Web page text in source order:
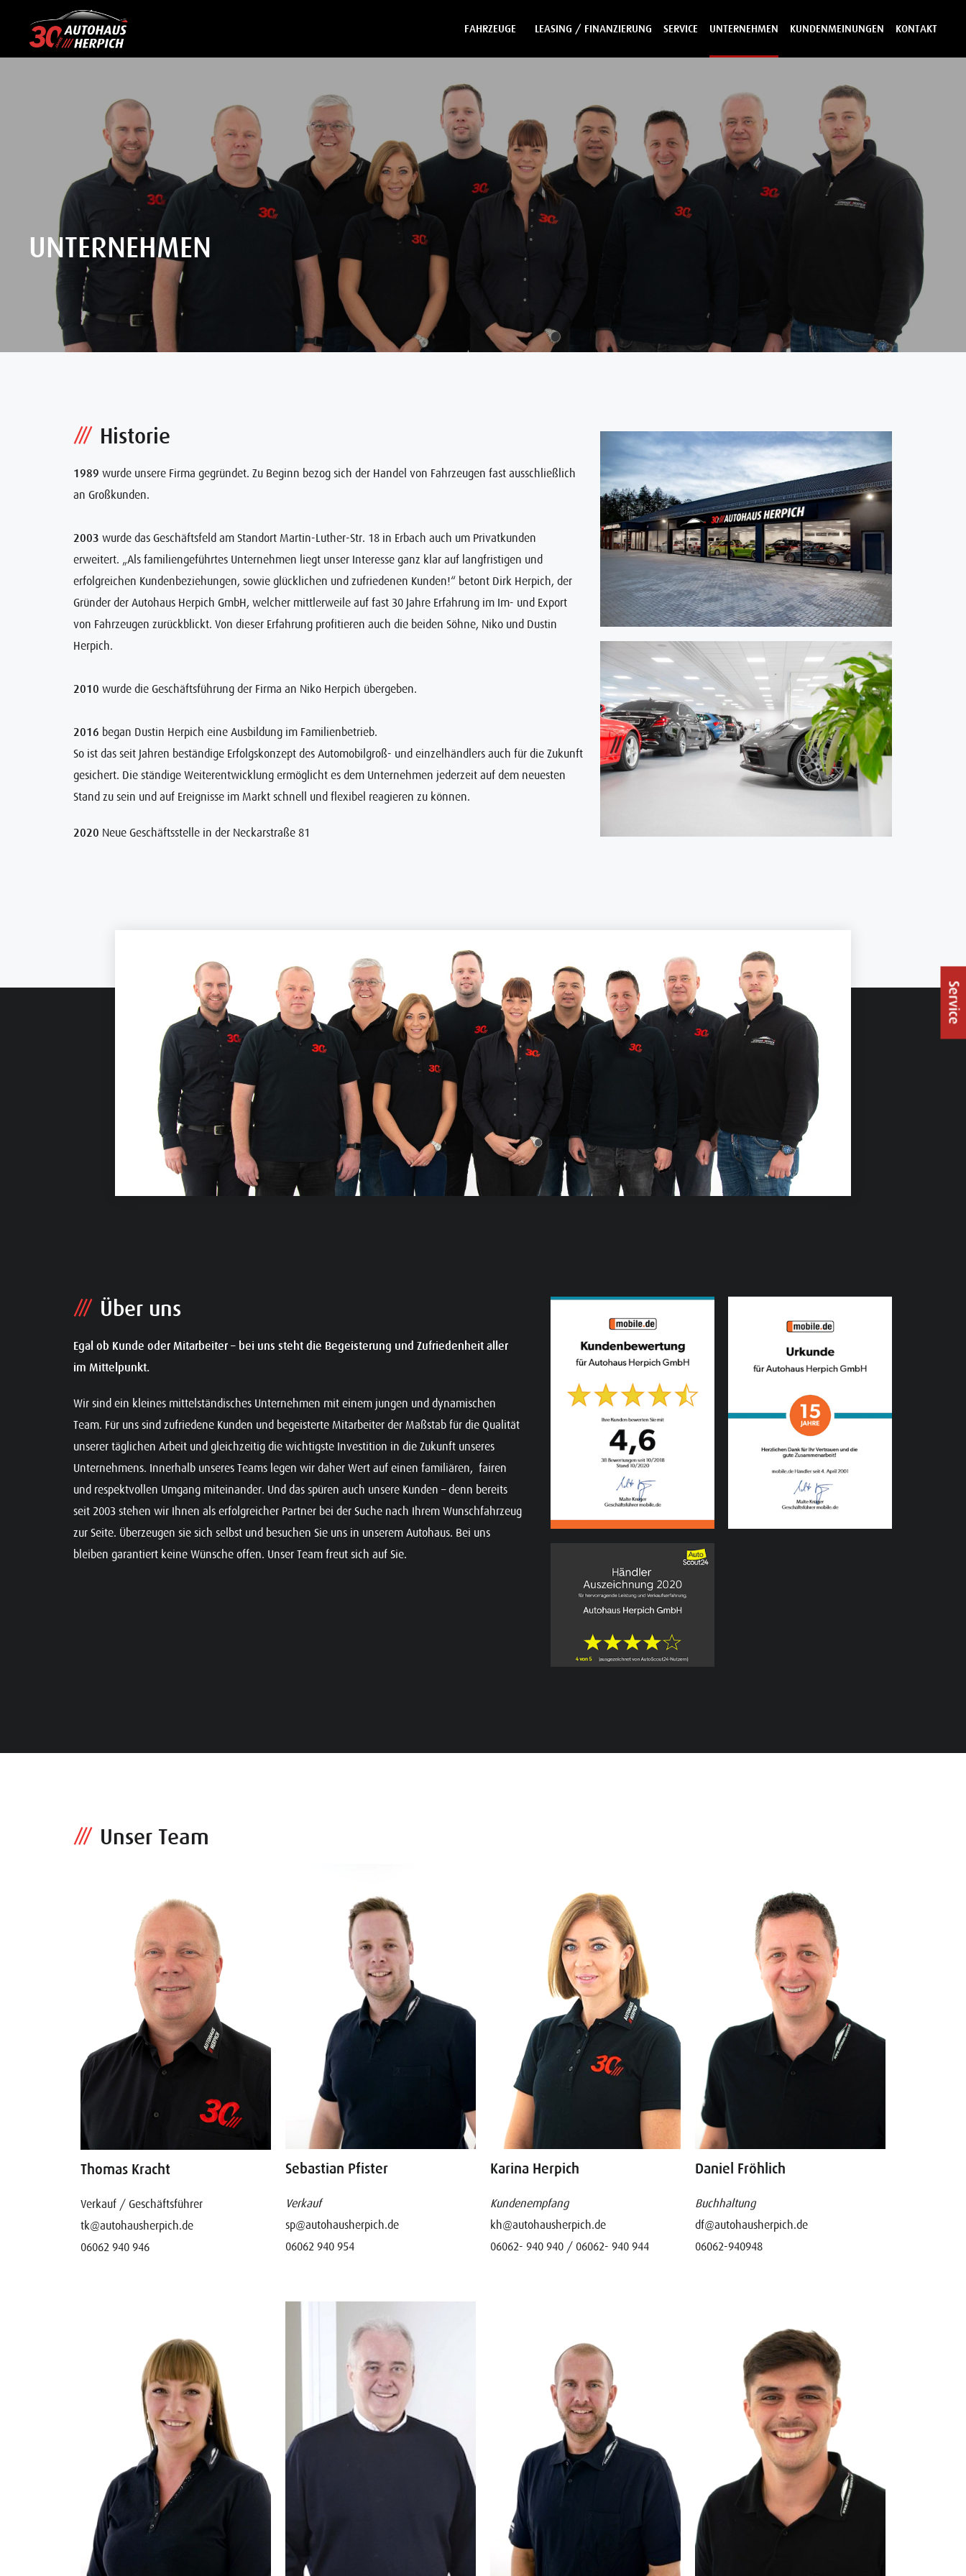
FAHRZEUGE LEASING / FINANZIERUNG SERVICE UNTERNEHMEN KUNDENMEINUNGEN KONTAKT
Service
UNTERNEHMEN
Historie
1989 wurde unsere Firma gegründet. Zu Beginn bezog sich der Handel von Fahrzeugen fast ausschließlich
an Großkunden.
2003 wurde das Geschäftsfeld am Standort Martin-Luther-Str. 18 in Erbach auch um Privatkunden
erweitert. „Als familiengeführtes Unternehmen liegt unser Interesse ganz klar auf langfristigen und
erfolgreichen Kundenbeziehungen, sowie glücklichen und zufriedenen Kunden!“ betont Dirk Herpich, der
Gründer der Autohaus Herpich GmbH, welcher mittlerweile auf fast 30 Jahre Erfahrung im Im- und Export
von Fahrzeugen zurückblickt. Von dieser Erfahrung profitieren auch die beiden Söhne, Niko und Dustin
Herpich.
2010 wurde die Geschäftsführung der Firma an Niko Herpich übergeben.
2016 began Dustin Herpich eine Ausbildung im Familienbetrieb.
So ist das seit Jahren beständige Erfolgskonzept des Automobilgroß- und einzelhändlers auch für die Zukunft
gesichert. Die ständige Weiterentwicklung ermöglicht es dem Unternehmen jederzeit auf dem neuesten
Stand zu sein und auf Ereignisse im Markt schnell und flexibel reagieren zu können.
2020 Neue Geschäftsstelle in der Neckarstraße 81
Über uns
Egal ob Kunde oder Mitarbeiter – bei uns steht die Begeisterung und Zufriedenheit aller
im Mittelpunkt.
Wir sind ein kleines mittelständisches Unternehmen mit einem jungen und dynamischen
Team. Für uns sind zufriedene Kunden und begeisterte Mitarbeiter der Maßstab für die Qualität
unserer täglichen Arbeit und gleichzeitig die wichtigste Investition in die Zukunft unseres
Unternehmens. Innerhalb unseres Teams legen wir daher Wert auf einen familiären, fairen
und respektvollen Umgang miteinander. Und das spüren auch unsere Kunden – denn bereits
seit 2003 stehen wir Ihnen als erfolgreicher Partner bei der Suche nach Ihrem Wunschfahrzeug
zur Seite. Überzeugen sie sich selbst und besuchen Sie uns in unserem Autohaus. Bei uns
bleiben garantiert keine Wünsche offen. Unser Team freut sich auf Sie.
Unser Team
Thomas Kracht
Verkauf / Geschäftsführer
tk@autohausherpich.de
06062 940 946
Sebastian Pfister
Verkauf
sp@autohausherpich.de
06062 940 954
Karina Herpich
Kundenempfang
kh@autohausherpich.de
06062- 940 940 / 06062- 940 944
Daniel Fröhlich
Buchhaltung
df@autohausherpich.de
06062-940948